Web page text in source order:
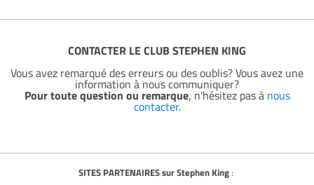
CONTACTER LE CLUB STEPHEN KING
Vous avez remarqué des erreurs ou des oublis? Vous avez une
information à nous communiquer?
Pour toute question ou remarque, n'hésitez pas à nous
contacter.
SITES PARTENAIRES sur Stephen King: